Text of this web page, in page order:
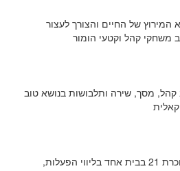
המירוץ של החיים והצורך לעצור
משחקי קהל וקטעי הומור
מסך, שירה ותלבושות בנושא טוב
סרט מיוחד של הסדרה המוכרת 21 בבית אחד בליווי הפעלות,